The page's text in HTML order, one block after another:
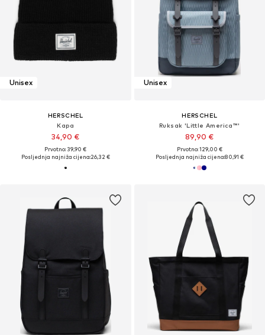
Unisex
HERSCHEL
Kapa
34,90 €
Prvotno: 39,90 €
Posljednja najniža cijena:26,32 €
Unisex
HERSCHEL
Ruksak 'Little America™'
89,90 €
Prvotno: 129,00 €
Posljednja najniža cijena:80,91 €